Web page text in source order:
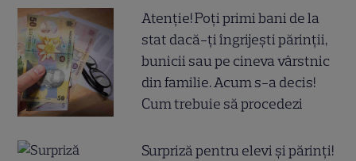
Atenție! Poți primi bani de la
stat dacă-ți îngrijești părinții,
bunicii sau pe cineva vârstnic
din familie. Acum s-a decis!
Cum trebuie să procedezi
Surpriză pentru elevi și părinți!